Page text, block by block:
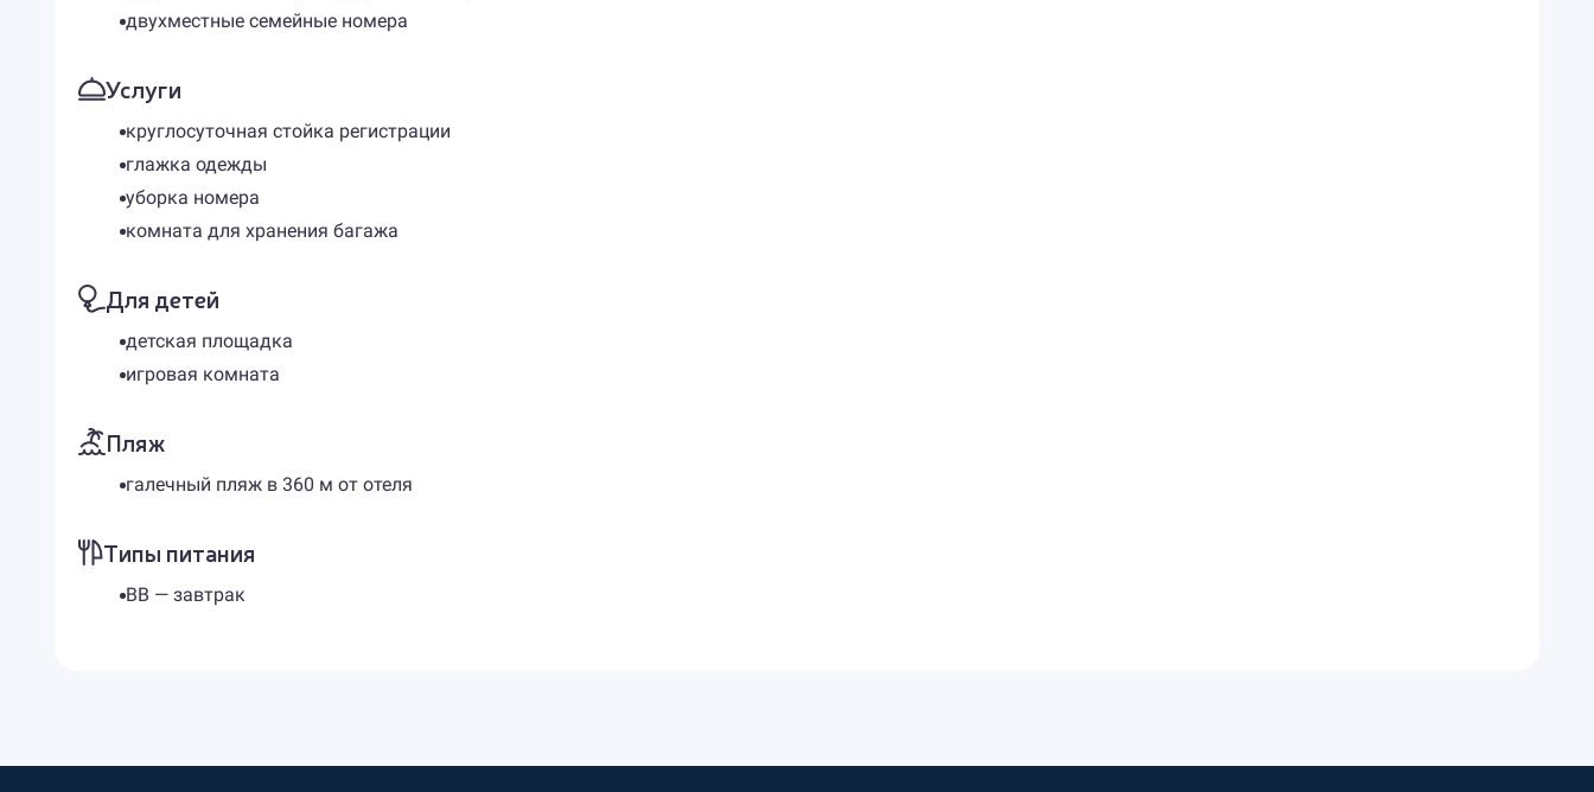
двухместные семейные номера
Услуги
круглосуточная стойка регистрации
глажка одежды
уборка номера
комната для хранения багажа
Для детей
детская площадка
игровая комната
Пляж
галечный пляж в 360 м от отеля
Типы питания
BB — завтрак